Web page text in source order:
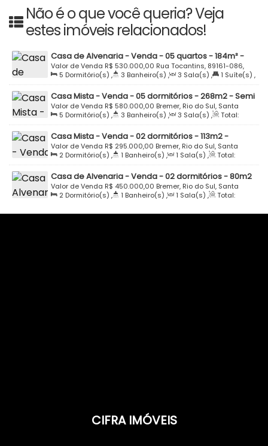
Não é o que você queria? Veja
estes imóveis relacionados!
Casa de Alvenaria - Venda - 05 quartos - 184m² -
Semi Mobiliada - Rua Tocantins - Bremer - Rio do Sul
R$ 530.000,00
Valor de Venda
Rua Tocantins, 89161-086,
Bremer, Rio do Sul, Santa Catarina, Brasil
5 Dormitório(s) , 3 Banheiro(s) , 3 Sala(s) , 1 Suíte(s) ,
Total:184.00m² , 2 Vaga(s), Útil: 184.00m²,
Terreno:
863.60m², Fundos:27.70m , Frente:27.70m,
Lado
Direito: 31.00m , Lado Esquerdo:31.00 m
Casa Mista - Venda - 05 dormitórios - 268m2 - Semi
Mobiliada - Rua Tocantins - Bremer - Rio do Sul
R$ 580.000,00
Valor de Venda
Bremer, Rio do Sul, Santa
Catarina, Brasil
5 Dormitório(s) , 3 Banheiro(s) , 3 Sala(s) ,
Total:
268.16m², 2Vaga(s) , Terreno:500.00m²
Casa Mista - Venda - 02 dormitórios - 113m2 -
Oportunidade - Bremer - Rio do Sul
R$ 295.000,00
Valor de Venda
Bremer, Rio do Sul, Santa
Catarina, Brasil
2 Dormitório(s) , 1 Banheiro(s) , 1 Sala(s) ,
Total:
113.14m², 1 Vaga(s), Terreno: 479.45m²
Casa de Alvenaria - Venda - 02 dormitórios - 80m2
- Loteamento Santa Mônica - Bremer - Rio do Sul
R$ 450.000,00
Valor de Venda
Bremer, Rio do Sul, Santa
Catarina, Brasil
2 Dormitório(s) , 1 Banheiro(s) , 1 Sala(s) ,
Total:
CIFRA IMÓVEIS